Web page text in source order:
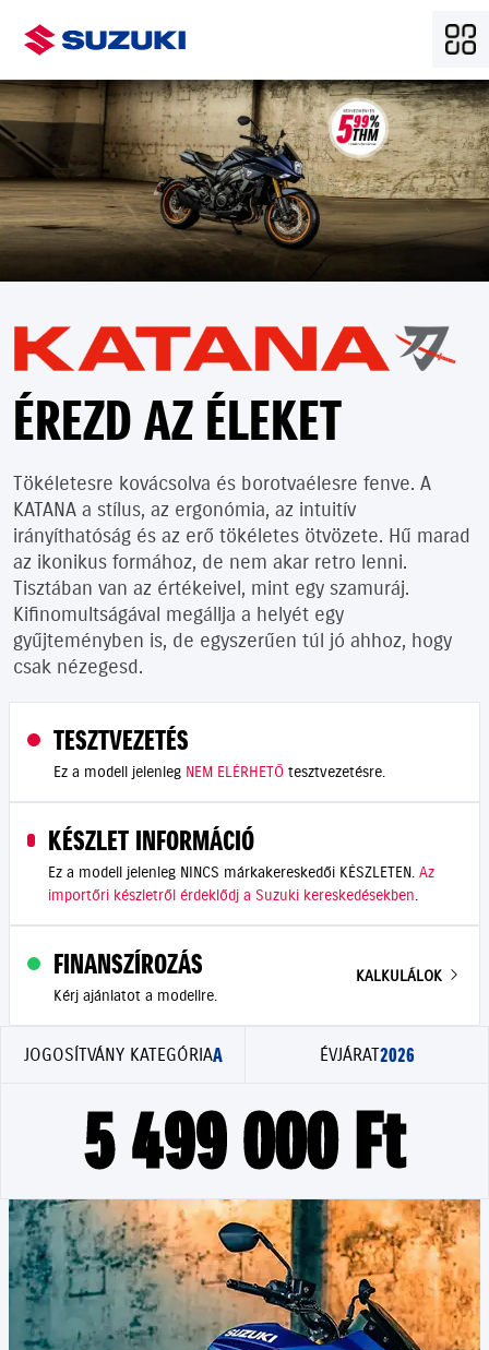
ÉREZD AZ ÉLEKET
Tökéletesre kovácsolva és borotvaélesre fenve. A
KATANA a stílus, az ergonómia, az intuitív
irányíthatóság és az erő tökéletes ötvözete. Hű marad
az ikonikus formához, de nem akar retro lenni.
Tisztában van az értékeivel, mint egy szamuráj.
Kifinomultságával megállja a helyét egy
gyűjteményben is, de egyszerűen túl jó ahhoz, hogy
csak nézegesd.
TESZTVEZETÉS
Ez a modell jelenleg NEM ELÉRHETŐ tesztvezetésre.
KÉSZLET INFORMÁCIÓ
Ez a modell jelenleg NINCS márkakereskedői KÉSZLETEN. Az
importőri készletről érdeklődj a Suzuki kereskedésekben.
FINANSZÍROZÁS
Kérj ajánlatot a modellre.
KALKULÁLOK
JOGOSÍTVÁNY KATEGÓRIAA ÉVJÁRAT2026
5 499 000 Ft